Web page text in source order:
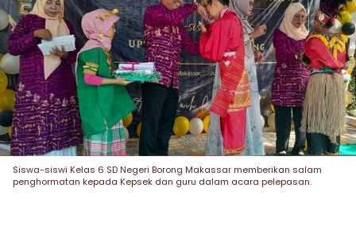
Siswa-siswi Kelas 6 SD Negeri Borong Makassar memberikan salam
penghormatan kepada Kepsek dan guru dalam acara pelepasan.